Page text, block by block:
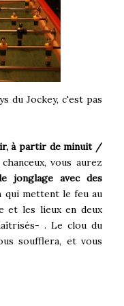
du Jockey, c'est pas
à partir de minuit /
vous aurez
jonglage avec des
qui mettent le feu au
et les lieux en deux
. Le clou du
soufflera, et vous